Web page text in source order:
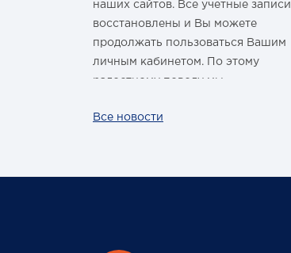
наших сайтов. Все учетные записи
восстановлены и Вы можете
продолжать пользоваться Вашим
личным кабинетом. По этому
радостному поводу мы
покупателю промокод со скидкой
Маруся от VK. Он отобразится в
Все новости